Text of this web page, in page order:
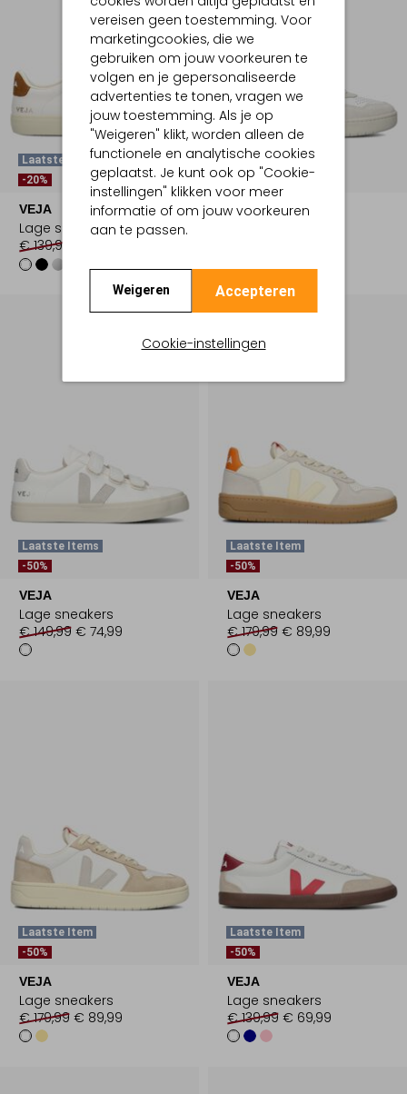
vereisen geen toestemming. Voor
marketingcookies, die we
gebruiken om jouw voorkeuren te
volgen en je gepersonaliseerde
advertenties te tonen, vragen we
jouw toestemming. Als je op
"Weigeren" klikt, worden alleen de
functionele en analytische cookies
geplaatst. Je kunt ook op "Cookie-
instellingen" klikken voor meer
informatie of om jouw voorkeuren
aan te passen.
Weigeren Accepteren
Cookie-instellingen
Laatste Item
-20%
VEJA
Lage sneakers
€ 139,99
Laatste Item
-20%
VEJA
Laatste Items
-50%
VEJA
Lage sneakers
€ 149,99 € 74,99
Laatste Item
-50%
VEJA
Lage sneakers
€ 179,99 € 89,99
Laatste Item
-50%
VEJA
Lage sneakers
€ 179,99 € 89,99
Laatste Item
-50%
VEJA
Lage sneakers
€ 139,99 € 69,99